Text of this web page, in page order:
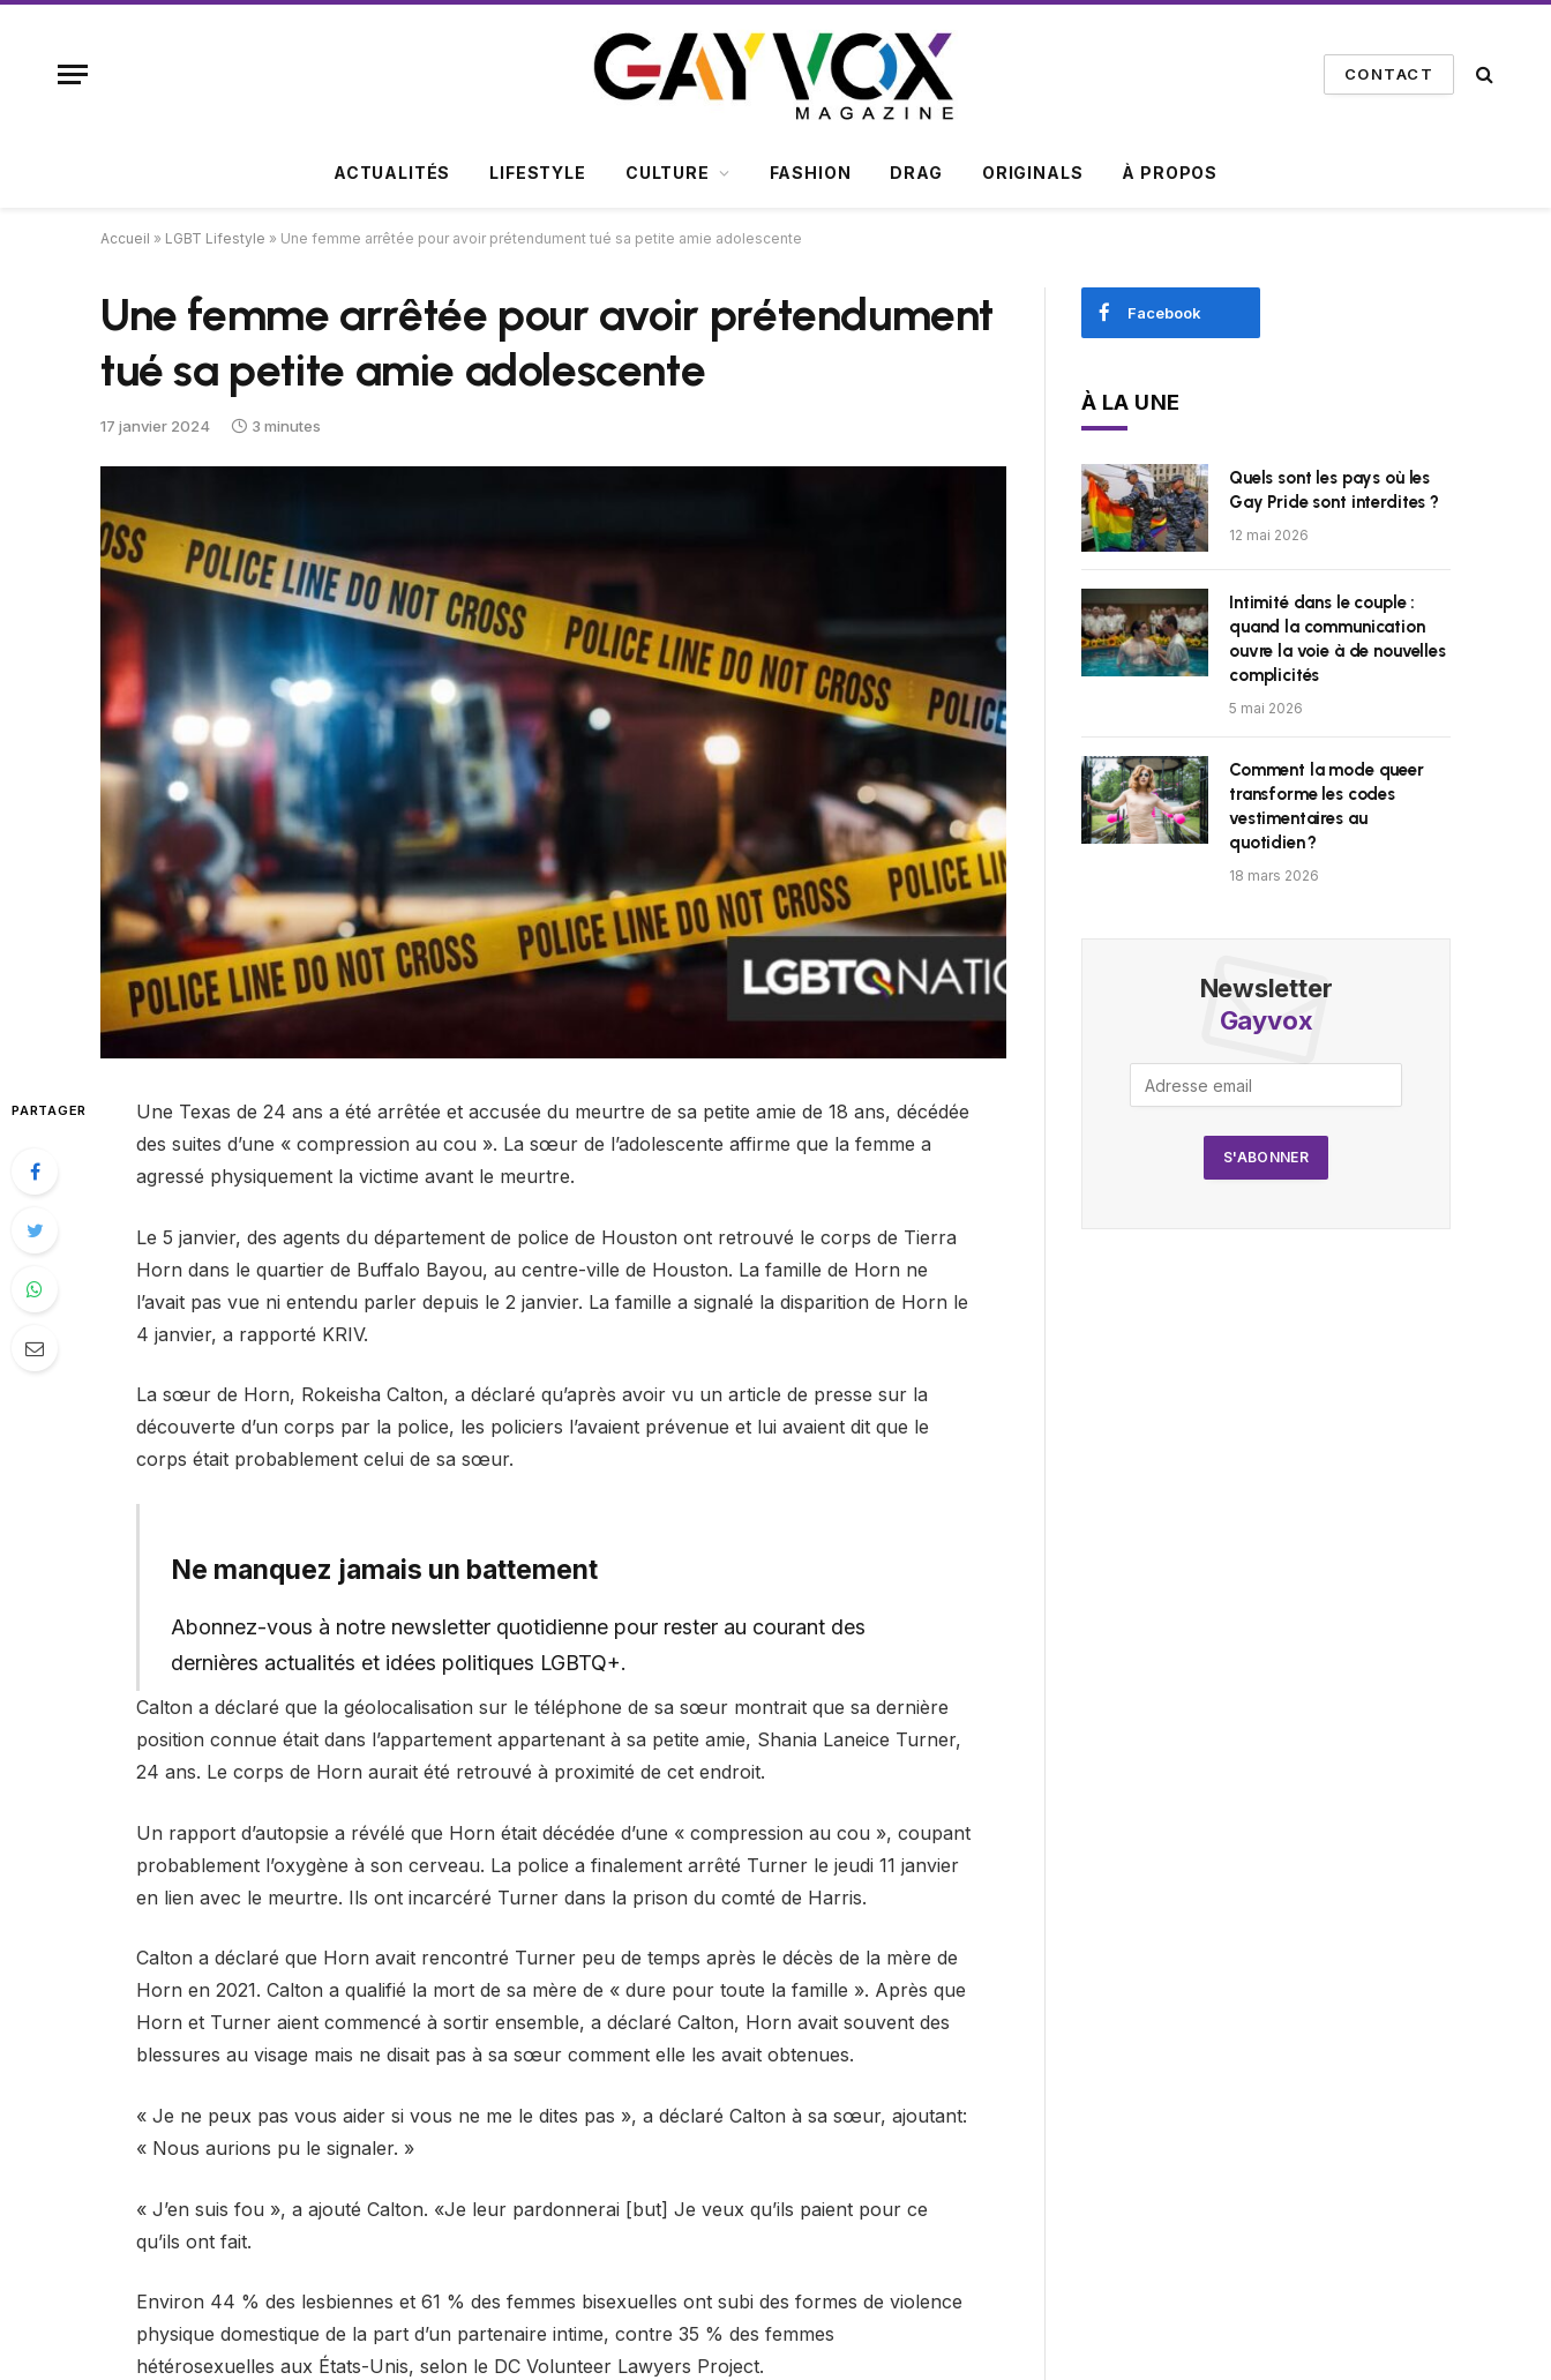
CONTACT
ACTUALITÉS LIFESTYLE CULTURE FASHION DRAG ORIGINALS À PROPOS
Accueil » LGBT Lifestyle » Une femme arrêtée pour avoir prétendument tué sa petite amie adolescente
Une femme arrêtée pour avoir prétendument
tué sa petite amie adolescente
17 janvier 2024 3 minutes
PARTAGER
Une Texas de 24 ans a été arrêtée et accusée du meurtre de sa petite amie de 18 ans, décédée
des suites d’une « compression au cou ». La sœur de l’adolescente affirme que la femme a
agressé physiquement la victime avant le meurtre.
Le 5 janvier, des agents du département de police de Houston ont retrouvé le corps de Tierra
Horn dans le quartier de Buffalo Bayou, au centre-ville de Houston. La famille de Horn ne
l’avait pas vue ni entendu parler depuis le 2 janvier. La famille a signalé la disparition de Horn le
4 janvier, a rapporté KRIV.
La sœur de Horn, Rokeisha Calton, a déclaré qu’après avoir vu un article de presse sur la
découverte d’un corps par la police, les policiers l’avaient prévenue et lui avaient dit que le
corps était probablement celui de sa sœur.
Ne manquez jamais un battement
Abonnez-vous à notre newsletter quotidienne pour rester au courant des
dernières actualités et idées politiques LGBTQ+.
Calton a déclaré que la géolocalisation sur le téléphone de sa sœur montrait que sa dernière
position connue était dans l’appartement appartenant à sa petite amie, Shania Laneice Turner,
24 ans. Le corps de Horn aurait été retrouvé à proximité de cet endroit.
Un rapport d’autopsie a révélé que Horn était décédée d’une « compression au cou », coupant
probablement l’oxygène à son cerveau. La police a finalement arrêté Turner le jeudi 11 janvier
en lien avec le meurtre. Ils ont incarcéré Turner dans la prison du comté de Harris.
Calton a déclaré que Horn avait rencontré Turner peu de temps après le décès de la mère de
Horn en 2021. Calton a qualifié la mort de sa mère de « dure pour toute la famille ». Après que
Horn et Turner aient commencé à sortir ensemble, a déclaré Calton, Horn avait souvent des
blessures au visage mais ne disait pas à sa sœur comment elle les avait obtenues.
« Je ne peux pas vous aider si vous ne me le dites pas », a déclaré Calton à sa sœur, ajoutant:
« Nous aurions pu le signaler. »
« J’en suis fou », a ajouté Calton. «Je leur pardonnerai [but] Je veux qu’ils paient pour ce
qu’ils ont fait.
Environ 44 % des lesbiennes et 61 % des femmes bisexuelles ont subi des formes de violence
physique domestique de la part d’un partenaire intime, contre 35 % des femmes
hétérosexuelles aux États-Unis, selon le DC Volunteer Lawyers Project.
Facebook
À LA UNE
Quels sont les pays où les
Gay Pride sont interdites ?
12 mai 2026
Intimité dans le couple :
quand la communication
ouvre la voie à de nouvelles
complicités
5 mai 2026
Comment la mode queer
transforme les codes
vestimentaires au
quotidien ?
18 mars 2026
Newsletter
Gayvox